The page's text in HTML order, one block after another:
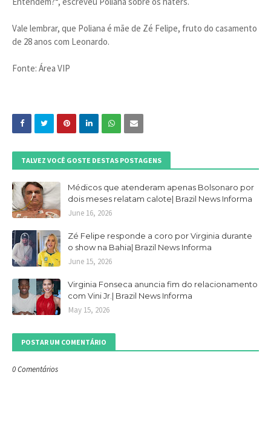
Vale lembrar, que Poliana é mãe de Zé Felipe, fruto do casamento
de 28 anos com Leonardo.
Fonte: Área VIP
TALVEZ VOCÊ GOSTE DESTAS POSTAGENS
Médicos que atenderam apenas Bolsonaro por
dois meses relatam calote| Brazil News Informa
June 16, 2026
Zé Felipe responde a coro por Virginia durante
o show na Bahia| Brazil News Informa
June 15, 2026
Virginia Fonseca anuncia fim do relacionamento
com Vini Jr.| Brazil News Informa
May 15, 2026
POSTAR UM COMENTÁRIO
0 Comentários